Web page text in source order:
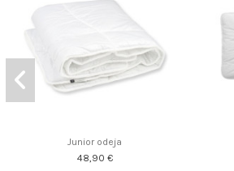
Junior odeja
48,90 €